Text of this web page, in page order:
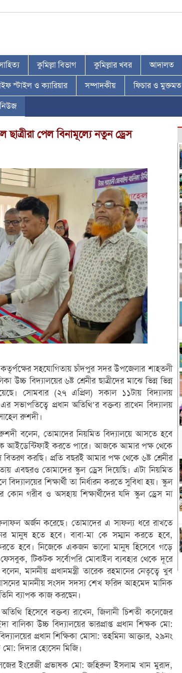
কুমিল্লা বিভাগ কুমিল্লার খবর আদালত
স্টাইল ও ক্যারিয়ার সম্পাদকীয় ফিচার ও মুক্তমত
ছাত্রীরা পেল বিনামূল্যে নতুন ড্রেস
সহযোগিতায় চাঁদপুর সদর উপজেলার শাহতলী
বিদ্যালয়ের ৬ষ্ট শ্রেনীর ছাত্রীদের মাঝে ভিন্ন ভিন্ন
সোমবার (২৭ এপ্রিল) সকাল ১১টায় বিদ্যালয়
সভাপতিত্বে প্রধান অতিথি’র বক্তব্য রাখেন বিদ্যালয়
রুশদী।
বলেন, তোমাদের নিয়মিত বিদ্যালয়ে আসতে হবে
আইডেন্টিফাই করতে পারে। আজকে আমার পক্ষ থেকে
করছি। প্রতি বছরই আমার পক্ষ থেকে ৬ষ্ট শ্রেনীর
এবছরও তোমাদের স্কুল ড্রেস দিয়েছি। এটা নিয়মিত
শিক্ষার্থী তা নির্ধারন করতে সুবিধা হয়। স্কুল
গরীব ও অসহায় শিক্ষার্থীদের যদি স্কুল ড্রেস না
অর্জন করেছে। তোমাদের এ সাফল্য ধরে রাখতে
মানুষ হতে হবে। বাবা-মা কে সম্মান করতে হবে,
হবে। নিজেকে একজন ভালো মানুষ হিসেবে গড়ে
টিকটক সর্বোপরি মোবাইল ব্যবহার থেকে দূরে
মাননীয় প্রধানমন্ত্রী তারেক রহমানের নেতৃত্বে খুব
আসনের মাননীয় সংসদ সদস্য শেখ ফরিদ আহমেদ মানিক
ব্যাপক কাজ করছেন।
হিসেবে বক্তব্য রাখেন, জিলানী চিশতী কলেজের
উচ্চ বিদ্যালয়ের ভারপ্রাপ্ত প্রধান শিক্ষক মো:
প্রধান শিক্ষিকা মোসা: তহমিনা আক্তার, ২৯নং
মো: দিদার হোসেন মিজি।
ইংরেজী প্রভাষক মো: জহিরুল ইসলাম খান মুরাদ,